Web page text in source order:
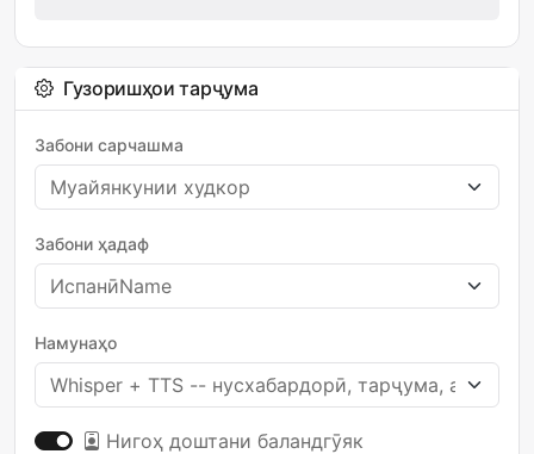
Гузоришҳои тарҷума
Забони сарчашма
Забони ҳадаф
Намунаҳо
Нигоҳ доштани баландгӯяк